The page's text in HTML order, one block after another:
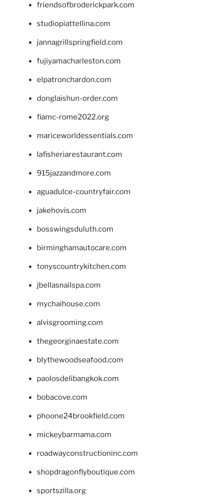
friendsofbroderickpark.com
studiopiattellina.com
jannagrillspringfield.com
fujiyamacharleston.com
elpatronchardon.com
donglaishun-order.com
fiamc-rome2022.org
mariceworldessentials.com
lafisheriarestaurant.com
915jazzandmore.com
aguadulce-countryfair.com
jakehovis.com
bosswingsduluth.com
birminghamautocare.com
tonyscountrykitchen.com
jbellasnailspa.com
mychaihouse.com
alvisgrooming.com
thegeorginaestate.com
blythewoodseafood.com
paolosdelibangkok.com
bobacove.com
phoone24brookfield.com
mickeybarmama.com
roadwayconstructioninc.com
shopdragonflyboutique.com
sportszilla.org